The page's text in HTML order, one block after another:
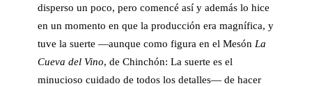
disperso un poco, pero comencé así y además lo hice
en un momento en que la producción era magnífica, y
tuve la suerte —aunque como figura en el Mesón La
Cueva del Vino, de Chinchón: La suerte es el
minucioso cuidado de todos los detalles— de hacer